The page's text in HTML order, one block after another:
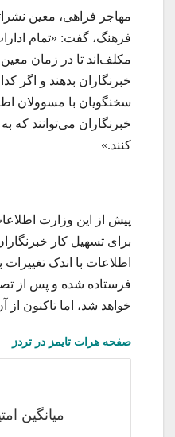
مهاجر فراهی، معین
فرهنگ، گفت: «تمام
مکلف‌اند تا در زمان
خبرنگاران بدهند و اگر
سخنگویان با مسوولان
خبرنگاران می‌توانند که
کنند.»
پیش از این وزارت
برای تسهیل کار
اطلاعات با اندک
فرستاده شده و پس از
خواهد شد، اما تاکنون
صفحه هرات تایمز در تردز
میانگین